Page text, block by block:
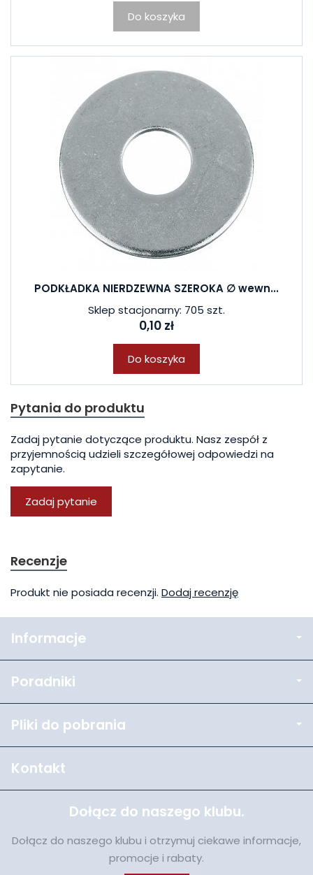
Do koszyka
PODKŁADKA NIERDZEWNA SZEROKA ∅ wewn...
Sklep stacjonarny: 705 szt.
0,10 zł
Do koszyka
Pytania do produktu
Zadaj pytanie dotyczące produktu. Nasz zespół z
przyjemnością udzieli szczegółowej odpowiedzi na
zapytanie.
Zadaj pytanie
Recenzje
Produkt nie posiada recenzji. Dodaj recenzję
Informacje
Poradniki
Pliki do pobrania
Kontakt
Dołącz do naszego klubu.
Dołącz do naszego klubu i otrzymuj ciekawe informacje,
promocje i rabaty.